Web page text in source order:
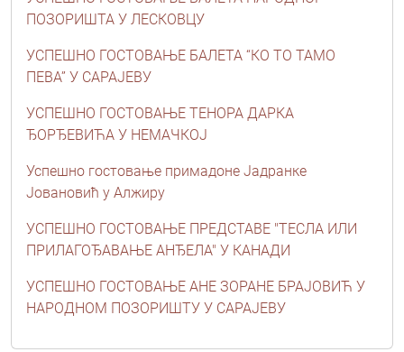
ПОЗОРИШТА У ЛЕСКОВЦУ
УСПЕШНО ГОСТОВАЊЕ БАЛЕТА “КО ТО ТАМО
ПЕВА” У САРАЈЕВУ
УСПЕШНО ГОСТОВАЊЕ ТЕНОРА ДАРКА
ЂОРЂЕВИЋА У НЕМАЧКОЈ
Успешно гостовање примадоне Јадранке
Јовановић у Алжиру
УСПЕШНО ГОСТОВАЊЕ ПРЕДСТАВЕ "ТЕСЛА ИЛИ
ПРИЛАГОЂАВАЊЕ АНЂЕЛА" У КАНАДИ
УСПЕШНО ГОСТОВАЊЕ АНЕ ЗОРАНЕ БРАЈОВИЋ У
НАРОДНОМ ПОЗОРИШТУ У САРАЈЕВУ